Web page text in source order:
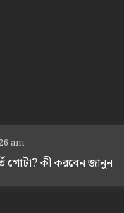
am
গোটা? কী করবেন জানুন